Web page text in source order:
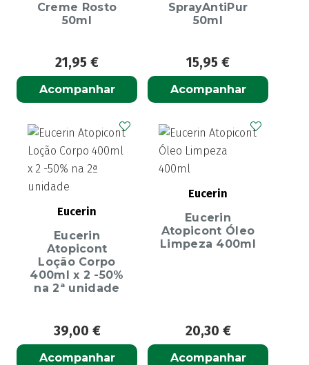
Creme Rosto
50ml
21,95 €
Acompanhar
SprayAntiPur
50ml
15,95 €
Acompanhar
Eucerin
Eucerin
Atopicont
Loção Corpo
400ml x 2 -50%
na 2ª unidade
39,00 €
Acompanhar
Eucerin
Eucerin
Atopicont Óleo
Limpeza 400ml
20,30 €
Acompanhar